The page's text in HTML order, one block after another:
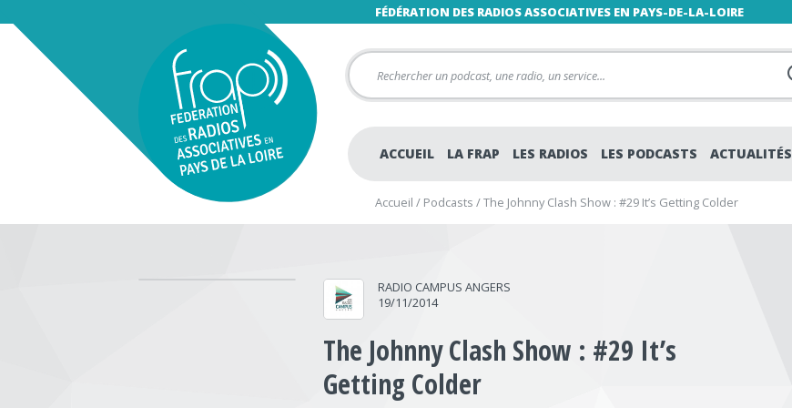
FÉDÉRATION DES RADIOS ASSOCIATIVES EN PAYS-DE-LA-LOIRE
ACCUEIL LA FRAP LES RADIOS LES PODCASTS ACTUALITÉS
Accueil / Podcasts /The Johnny Clash Show : #29 It’s Getting Colder
RADIO CAMPUS ANGERS
19/11/2014
The Johnny Clash Show : #29 It’s
Getting Colder